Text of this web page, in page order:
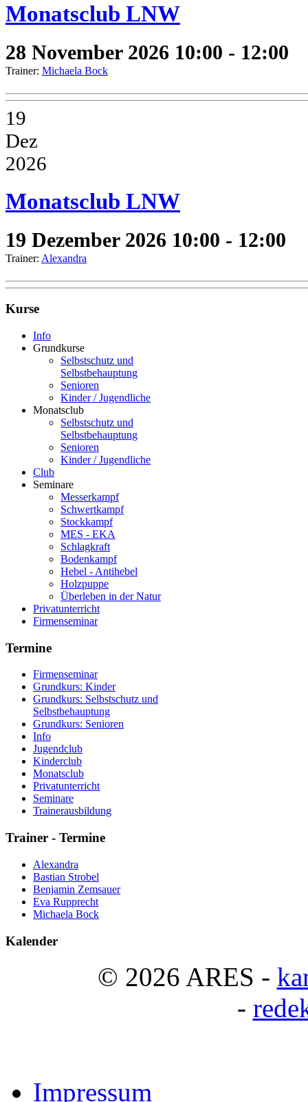
Monatsclub LNW
28 November 2026 10:00 - 12:00
Trainer: Michaela Bock
19
Dez
2026
Monatsclub LNW
19 Dezember 2026 10:00 - 12:00
Trainer: Alexandra
Kurse
Info
Grundkurse
Selbstschutz und
Selbstbehauptung
Senioren
Kinder / Jugendliche
Monatsclub
Selbstschutz und
Selbstbehauptung
Senioren
Kinder / Jugendliche
Club
Seminare
Messerkampf
Schwertkampf
Stockkampf
MES - EKA
Schlagkraft
Bodenkampf
Hebel - Antihebel
Holzpuppe
Überleben in der Natur
Privatunterricht
Firmenseminar
Termine
Firmenseminar
Grundkurs: Kinder
Grundkurs: Selbstschutz und
Selbstbehauptung
Grundkurs: Senioren
Info
Jugendclub
Kinderclub
Monatsclub
Privatunterricht
Seminare
Trainerausbildung
Trainer - Termine
Alexandra
Bastian Strobel
Benjamin Zemsauer
Eva Rupprecht
Michaela Bock
Kalender
© 2026 ARES -
-
Impressum